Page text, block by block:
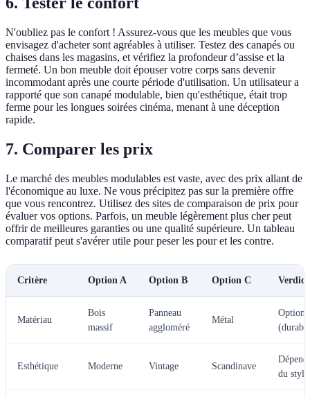
N'oubliez pas le confort ! Assurez-vous que les meubles que vous
envisagez d'acheter sont agréables à utiliser. Testez des canapés ou
chaises dans les magasins, et vérifiez la profondeur d’assise et la
fermeté. Un bon meuble doit épouser votre corps sans devenir
incommodant après une courte période d'utilisation. Un utilisateur a
rapporté que son canapé modulable, bien qu'esthétique, était trop
ferme pour les longues soirées cinéma, menant à une déception
rapide.
7. Comparer les prix
Le marché des meubles modulables est vaste, avec des prix allant de
l'économique au luxe. Ne vous précipitez pas sur la première offre
que vous rencontrez. Utilisez des sites de comparaison de prix pour
évaluer vos options. Parfois, un meuble légèrement plus cher peut
offrir de meilleures garanties ou une qualité supérieure. Un tableau
comparatif peut s'avérer utile pour peser les pour et les contre.
Critère Option A Option B Option C Verdict
Matériau
Bois
massif
Panneau
aggloméré
Métal
Option
Esthétique Moderne Vintage Scandinave
Dépend
du style